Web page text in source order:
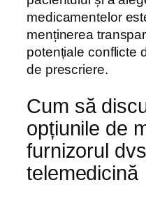
medicamentelor
menținerea
potențiale conflicte
de prescriere.
Cum să
opțiunile de
furnizorul
telemedicină